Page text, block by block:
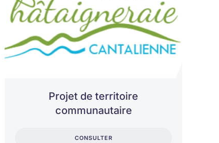
Projet de territoire
communautaire
CONSULTER